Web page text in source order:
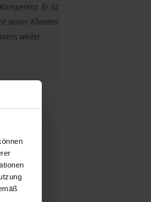
Er ist
seiner Klienten
weiter